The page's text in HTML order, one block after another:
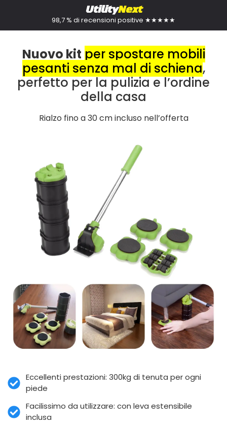
UtilityNext
98,7 % di recensioni positive ★★★★★
Nuovo kit per spostare mobili
pesanti senza mal di schiena,
perfetto per la pulizia e l’ordine
della casa
Rialzo fino a 30 cm incluso nell’offerta
Eccellenti prestazioni: 300kg di tenuta per ogni
piede
Facilissimo da utilizzare: con leva estensibile
inclusa